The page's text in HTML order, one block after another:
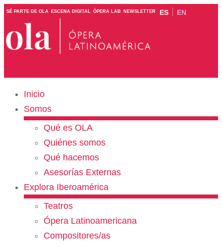
SÉ PARTE DE OLA ESCENA DIGITAL ÓPERA LAB NEWSLETTER ES EN
Inicio
Somos
Qué es OLA
Quiénes somos
Qué hacemos
Asesorías Externas
Explora Iberoamérica
Teatros
Ópera Latinoamericana
Compositores/as